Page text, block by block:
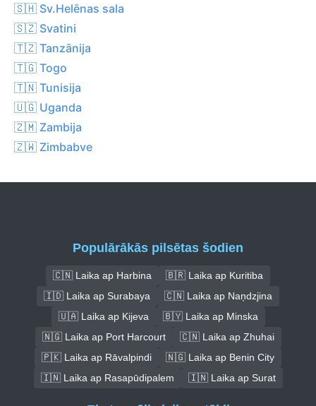
🇸🇭 Sv.Helēnas sala
🇸🇿 Svatini
🇹🇿 Tanzānija
🇹🇬 Togo
🇹🇳 Tunisija
🇺🇬 Uganda
🇿🇲 Zambija
🇿🇼 Zimbabve
Populārākās pilsētas šodien
🇨🇳 Laika ap Harbina
🇧🇷 Laika ap Kuritiba
🇮🇩 Laika ap Surabaya
🇨🇳 Laika ap Naņdzjina
🇺🇦 Laika ap Kijeva
🇧🇾 Laika ap Minska
🇳🇬 Laika ap Port Harcourt
🇨🇳 Laika ap Zhuhai
🇵🇰 Laika ap Rāvalpindi
🇳🇬 Laika ap Benin City
🇮🇳 Laika ap Rasapūdipalem
🇮🇳 Laika ap Surat